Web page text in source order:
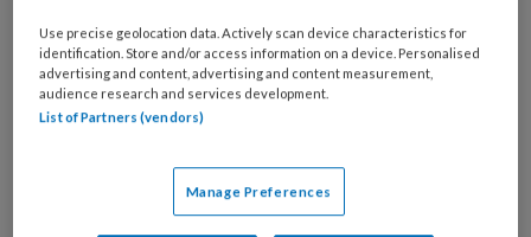
diagnosticeerde, behandelde de patiënte met
voetinjecties ter verlichting van de pijn. Die
pijn in haar rechtervoet bleef echter
aanhouden. Na twee jaar meldde de patiënte
daar maakte een röntgenfoto van de
rechterenkel, en later ook een MRI. Deze
Use precise geolocation data. Actively scan device characteristics for
identification. Store and/or access information on a device. Personalised
advertising and content, advertising and content measurement,
audience research and services development.
List of Partners (vendors)
Manage Preferences